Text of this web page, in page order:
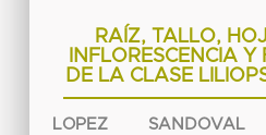
RAÍZ, TALLO,
INFLORESCENCIA Y
DE LA CLASE
LOPEZ SANDOVAL